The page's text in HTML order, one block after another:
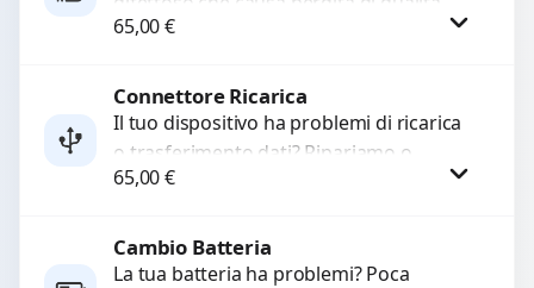
sonora o impossibilità di collegare cuffie
65,00€
Procedi
Connettore Ricarica
Il tuo dispositivo ha problemi di ricarica
o trasferimento dati? Ripariamo o
sostituiamo connettori di ricarica guasti,
65,00€
Procedi
Cambio Batteria
La tua batteria ha problemi? Poca